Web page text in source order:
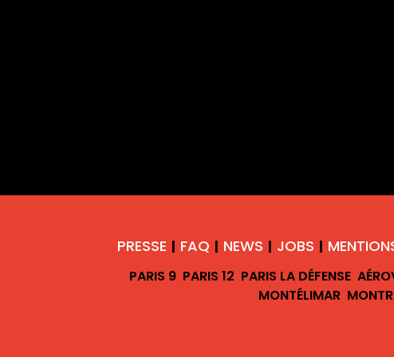
PRESSE | FAQ | NEWS | JOBS |
PARIS 9 PARIS 12 PARIS LA DÉFENSE
MONTÉLIMAR